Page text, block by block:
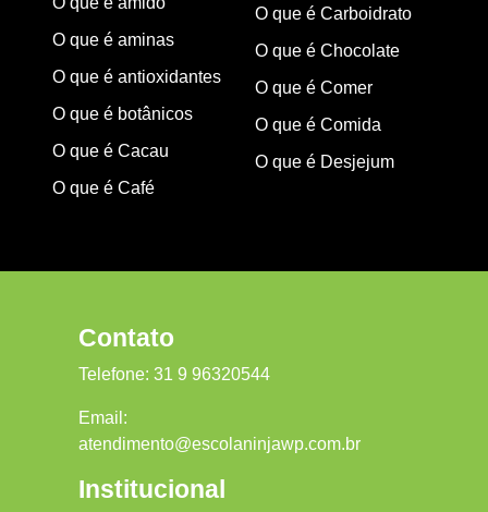
O que é aminas
O que é antioxidantes
O que é botânicos
O que é Cacau
O que é Café
O que é Carboidrato
O que é Chocolate
O que é Comer
O que é Comida
O que é Desjejum
Contato
Telefone: 31 9 96320544
Email:
atendimento@escolaninjawp.com.br
Institucional